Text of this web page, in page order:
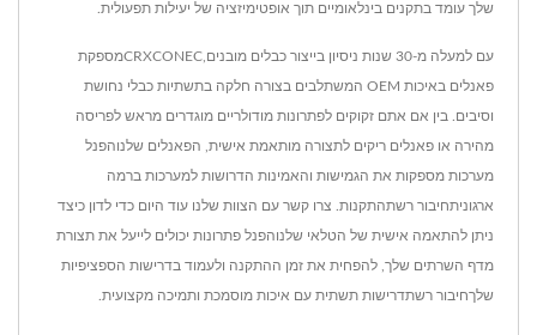
שלך עומד בתקנים בינלאומיים תוך אופטימיזציה של יעילות תפעולית.
עם למעלה מ-30 שנות ניסיון בייצור כבלים מובנים,CRXCONECמספקת
פאנלים באיכות OEM המשתלבים בצורה חלקה בתשתיות כבלי נחושת
וסיבים. בין אם אתם זקוקים לפתרונות מודולריים מוגדרים מראש לפריסה
מהירה או פאנלים ריקים לתצורה מותאמת אישית, הפאנלים שלנוהפנל
מערכות מספקות את הגמישות והאמינות הדרושות למערכות ברמה
ארגוניתחיבור רשתהתקנות. צרו קשר עם הצוות שלנו עוד היום כדי לדון כיצד
ניתן להתאמה אישית של הטלאי שלנוהפנל פתרונות יכולים לייעל את תצורת
מדף השרתים שלך, להפחית את זמן ההתקנה ולעמוד בדרישות הספציפיות
שלךחיבור רשתדרישות תשתית עם איכות מוסמכת ותמיכה מקצועית.